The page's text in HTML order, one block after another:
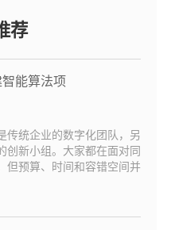
荐
能算法项
传统企业的数字化团队，另
创新小组。大家都在面对同
但预算、时间和容错空间并